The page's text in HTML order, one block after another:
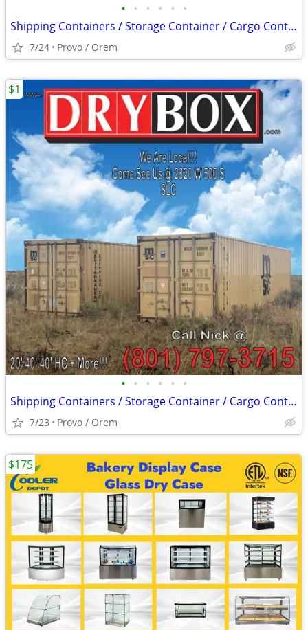
• • • • • •
Shipping Containers / Storage Container / Cargo Containers Conex Shed
7/24 Provo / Orem
• • • • • •
Shipping Containers / Storage Container / Cargo Containers Conex Shed
7/23 Provo / Orem
$1
$175